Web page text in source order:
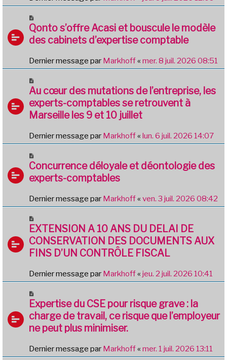
Qonto s’offre Acasi et bouscule le modèle
des cabinets d’expertise comptable
Dernier message par Markhoff« mer. 8 juil. 2026 08:51
Au cœur des mutations de l’entreprise, les
experts-comptables se retrouvent à
Marseille les 9 et 10 juillet
Dernier message par Markhoff« lun. 6 juil. 2026 14:07
Concurrence déloyale et déontologie des
experts-comptables
Dernier message par Markhoff« ven. 3 juil. 2026 08:42
EXTENSION A 10 ANS DU DELAI DE
CONSERVATION DES DOCUMENTS AUX
FINS D’UN CONTRÔLE FISCAL
Dernier message par Markhoff« jeu. 2 juil. 2026 10:41
Expertise du CSE pour risque grave : la
charge de travail, ce risque que l’employeur
ne peut plus minimiser.
Dernier message par Markhoff« mer. 1 juil. 2026 13:11